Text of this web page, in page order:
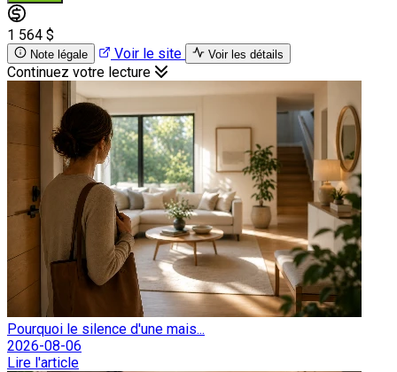
1 564 $
Note légale Voir le site Voir les détails
Continuez votre lecture
Pourquoi le silence d'une mais...
2026-08-06
Lire l'article